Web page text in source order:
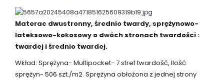
Materac dwustronny, średnio twardy, sprężynowo-
lateksowo-kokosowy o dwóch stronach twardości :
twardej i średnio twardej.
Wkład: Sprężyna- Multipocket- 7 stref twardość, Ilość
sprężyn- 506 szt./m2. Sprężyna obłożona z jednej strony